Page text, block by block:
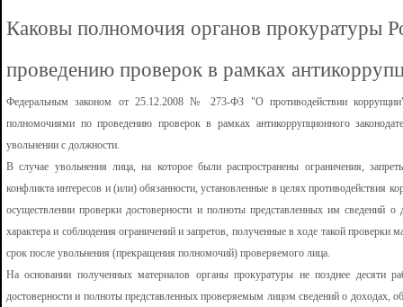
Каковы полномочия органов прокуратуры
проведению проверок в рамках
Федеральным законом от 25.12.2008 № 273-ФЗ "О противодействии
полномочиями по проведению проверок в рамках антикоррупционного
увольнении с должности.
В случае увольнения лица, на которое были распространены ограничения,
конфликта интересов и (или) обязанности, установленные в целях противодействия
осуществлении проверки достоверности и полноты представленных им сведений
характера и соблюдения ограничений и запретов, полученные в ходе такой
срок после увольнения (прекращения полномочий) проверяемого лица.
На основании полученных материалов органы прокуратуры не позднее десяти
достоверности и полноты представленных проверяемым лицом сведений о доходах,